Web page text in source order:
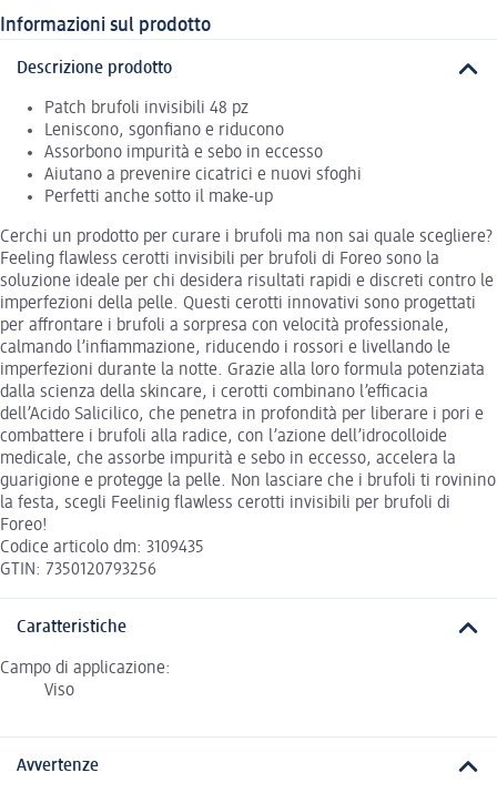
Informazioni sul prodotto
Descrizione prodotto
Patch brufoli invisibili 48 pz
Leniscono, sgonfiano e riducono
Assorbono impurità e sebo in eccesso
Aiutano a prevenire cicatrici e nuovi sfoghi
Perfetti anche sotto il make-up
Cerchi un prodotto per curare i brufoli ma non sai quale scegliere?
Feeling flawless cerotti invisibili per brufoli di Foreo sono la
soluzione ideale per chi desidera risultati rapidi e discreti contro le
imperfezioni della pelle. Questi cerotti innovativi sono progettati
per affrontare i brufoli a sorpresa con velocità professionale,
calmando l’infiammazione, riducendo i rossori e livellando le
imperfezioni durante la notte. Grazie alla loro formula potenziata
dalla scienza della skincare, i cerotti combinano l’efficacia
dell’Acido Salicilico, che penetra in profondità per liberare i pori e
combattere i brufoli alla radice, con l’azione dell’idrocolloide
medicale, che assorbe impurità e sebo in eccesso, accelera la
guarigione e protegge la pelle. Non lasciare che i brufoli ti rovinino
la festa, scegli Feelinig flawless cerotti invisibili per brufoli di
Foreo!
Codice articolo dm: 3109435
GTIN: 7350120793256
Caratteristiche
Campo di applicazione:
Viso
Avvertenze